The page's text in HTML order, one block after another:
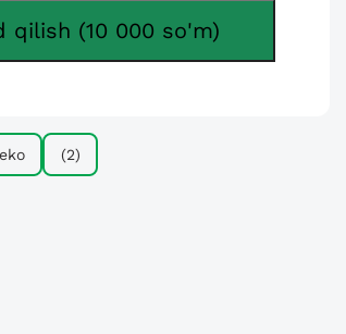
qilish (10 000 so'm)
eko (2)